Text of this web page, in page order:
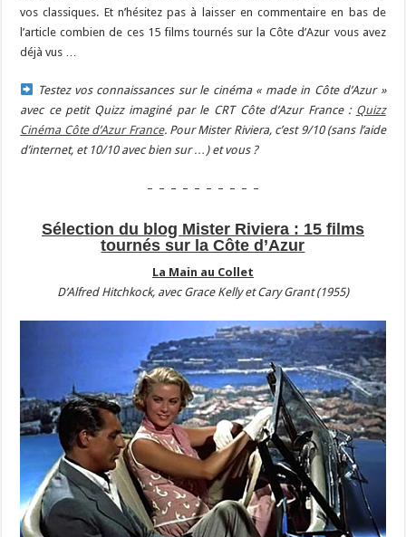
vos classiques. Et n’hésitez pas à laisser en commentaire en bas de
l’article combien de ces 15 films tournés sur la Côte d’Azur vous avez
déjà vus …
Testez vos connaissances sur le cinéma « made in Côte d’Azur »
avec ce petit Quizz imaginé par le CRT Côte d’Azur France : Quizz
Cinéma Côte d’Azur France. Pour Mister Riviera, c’est 9/10 (sans l’aide
d’internet, et 10/10 avec bien sur …) et vous ?
– – – – – – – – – –
Sélection du blog Mister Riviera : 15 films
tournés sur la Côte d’Azur
La Main au Collet
D’Alfred Hitchkock, avec Grace Kelly et Cary Grant (1955)